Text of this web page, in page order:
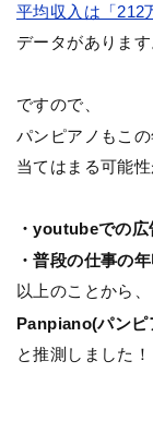
平均収入は「212
データがあります
ですので、
パンピアノもこの
当てはまる可能性
・youtubeでの
・普段の仕事の
以上のことから、
Panpiano(パンピ
と推測しました！